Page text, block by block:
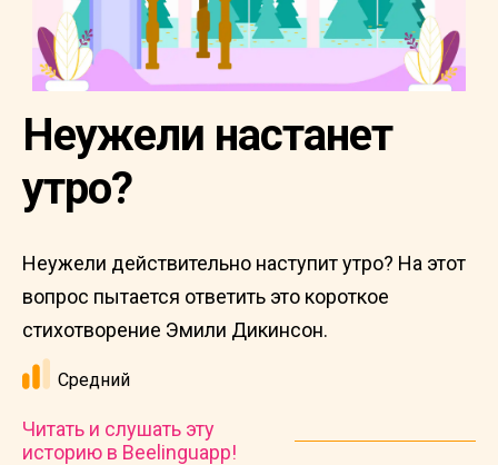
Неужели настанет
утро?
Неужели действительно наступит утро? На этот
вопрос пытается ответить это короткое
стихотворение Эмили Дикинсон.
Средний
Читать и слушать эту
историю в Beelinguapp!